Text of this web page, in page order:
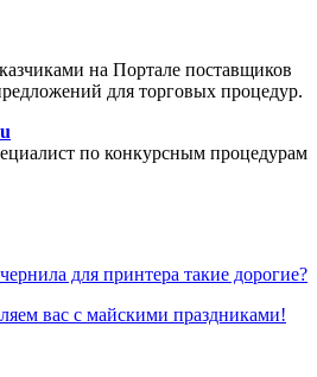
на Портале поставщиков
для торговых процедур.
по конкурсным процедурам
для принтера такие дорогие?
вас с майскими праздниками!